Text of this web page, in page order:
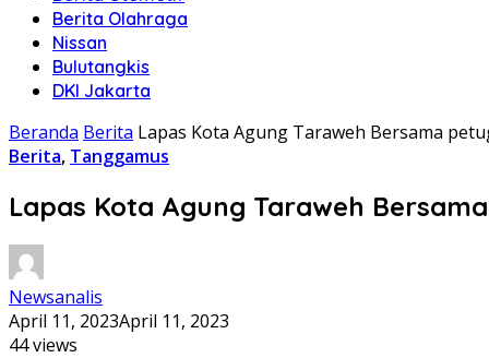
Berita Olahraga
Nissan
Bulutangkis
DKI Jakarta
Beranda Berita Lapas Kota Agung Taraweh Bersama
Berita, Tanggamus
Lapas Kota Agung Taraweh
Newsanalis
April 11, 2023April 11, 2023
44 views